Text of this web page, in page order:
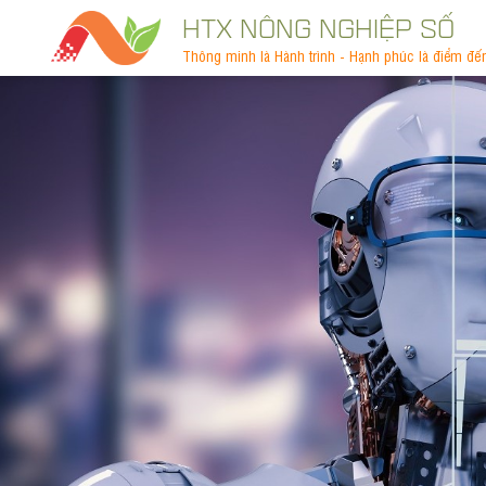
HTX NÔNG NGHIỆP SỐ
Thông minh là Hành trình - Hạnh phúc là điểm